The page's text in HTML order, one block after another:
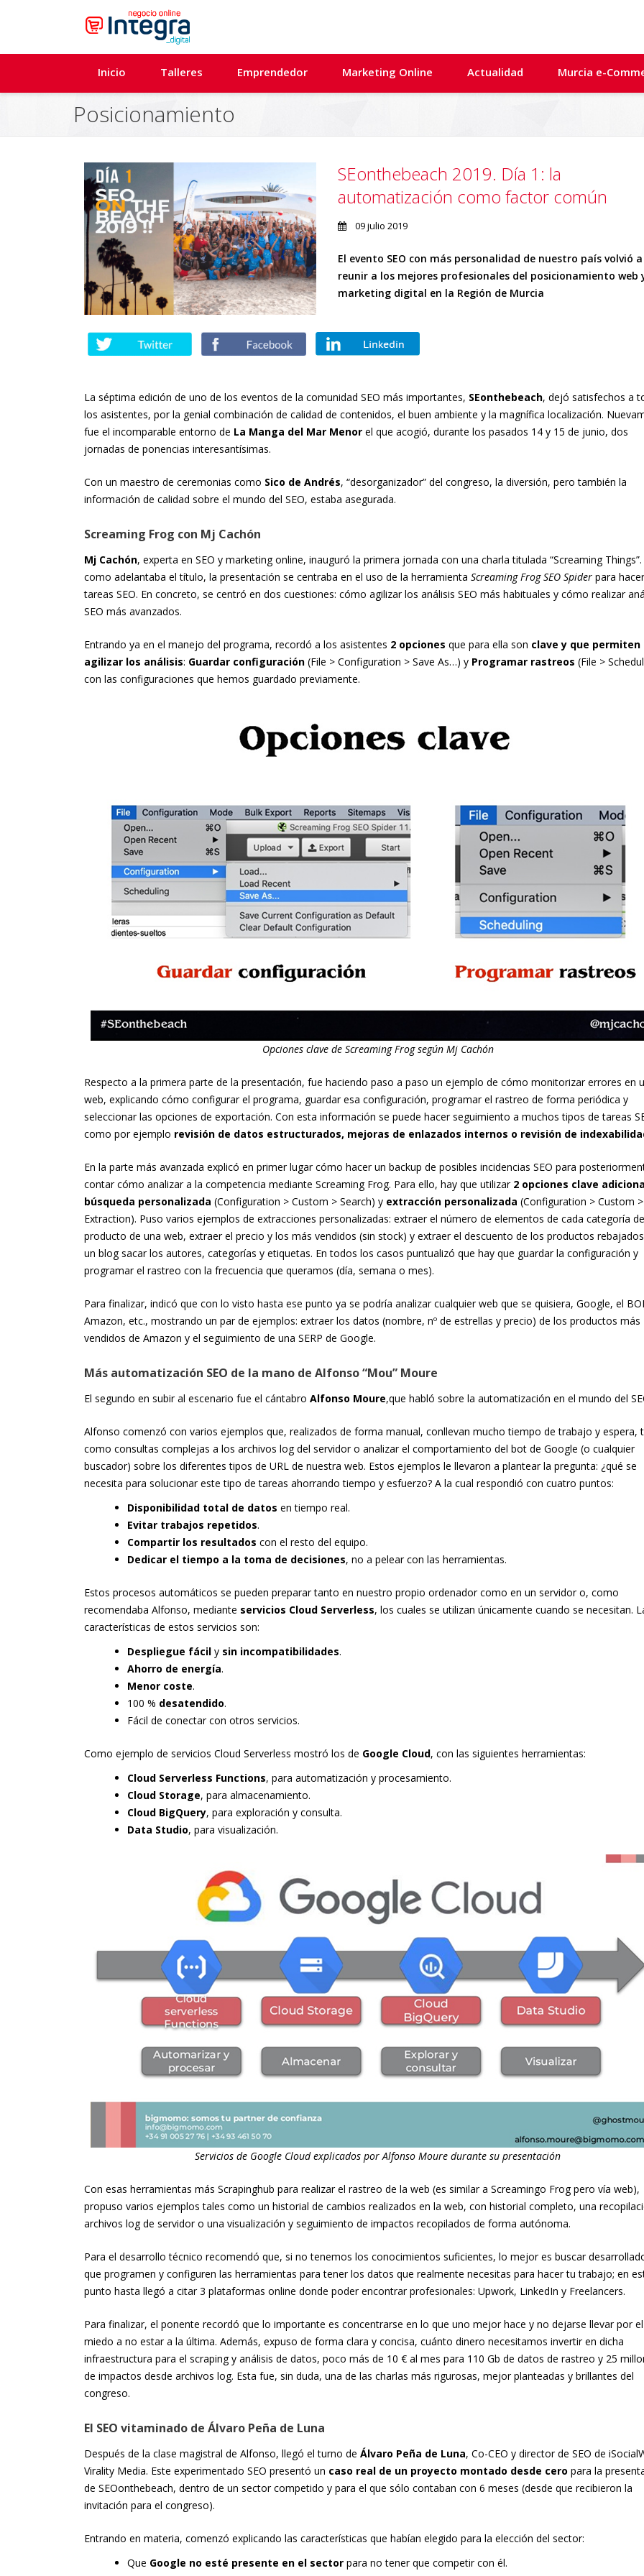
Inicio Talleres Emprendedor Marketing Online Actualidad Murcia e-
Posicionamiento
SEonthebeach 2019. Día 1: la
automatización como factor común
09 julio 2019
El evento SEO con más personalidad de nuestro país volvió a
reunir a los mejores profesionales del posicionamiento web
marketing digital en la Región de Murcia
La séptima edición de uno de los eventos de la comunidad SEO más importantes, SEonthebeach, dejó satisfechos a
los asistentes, por la genial combinación de calidad de contenidos, el buen ambiente y la magnífica localización.
fue el incomparable entorno de La Manga del Mar Menor el que acogió, durante los pasados 14 y 15 de junio, dos
jornadas de ponencias interesantísimas.
Con un maestro de ceremonias como Sico de Andrés, “desorganizador” del congreso, la diversión, pero también la
información de calidad sobre el mundo del SEO, estaba asegurada.
Screaming Frog con Mj Cachón
Mj Cachón, experta en SEO y marketing online, inauguró la primera jornada con una charla titulada “Screaming
como adelantaba el título, la presentación se centraba en el uso de la herramienta Screaming Frog SEO Spider para hacer
tareas SEO. En concreto, se centró en dos cuestiones: cómo agilizar los análisis SEO más habituales y cómo realizar
SEO más avanzados.
Entrando ya en el manejo del programa, recordó a los asistentes 2 opciones que para ella son clave y que permiten
agilizar los análisis: Guardar configuración (File > Configuration > Save As…) y Programar rastreos (File >
con las configuraciones que hemos guardado previamente.
Opciones clave de Screaming Frog según Mj Cachón
Respecto a la primera parte de la presentación, fue haciendo paso a paso un ejemplo de cómo monitorizar errores en
web, explicando cómo configurar el programa, guardar esa configuración, programar el rastreo de forma periódica y
seleccionar las opciones de exportación. Con esta información se puede hacer seguimiento a muchos tipos de tareas
como por ejemplo revisión de datos estructurados, mejoras de enlazados internos o revisión de
En la parte más avanzada explicó en primer lugar cómo hacer un backup de posibles incidencias SEO para
contar cómo analizar a la competencia mediante Screaming Frog. Para ello, hay que utilizar 2 opciones clave
búsqueda personalizada (Configuration > Custom > Search) y extracción personalizada (Configuration > Custom >
Extraction). Puso varios ejemplos de extracciones personalizadas: extraer el número de elementos de cada categoría de
producto de una web, extraer el precio y los más vendidos (sin stock) y extraer el descuento de los productos
un blog sacar los autores, categorías y etiquetas. En todos los casos puntualizó que hay que guardar la configuración y
programar el rastreo con la frecuencia que queramos (día, semana o mes).
Para finalizar, indicó que con lo visto hasta ese punto ya se podría analizar cualquier web que se quisiera, Google, el
Amazon, etc., mostrando un par de ejemplos: extraer los datos (nombre, nº de estrellas y precio) de los productos más
vendidos de Amazon y el seguimiento de una SERP de Google.
Más automatización SEO de la mano de Alfonso “Mou” Moure
El segundo en subir al escenario fue el cántabro Alfonso Moure,que habló sobre la automatización en el mundo del
Alfonso comenzó con varios ejemplos que, realizados de forma manual, conllevan mucho tiempo de trabajo y espera,
como consultas complejas a los archivos log del servidor o analizar el comportamiento del bot de Google (o cualquier
buscador) sobre los diferentes tipos de URL de nuestra web. Estos ejemplos le llevaron a plantear la pregunta: ¿qué se
necesita para solucionar este tipo de tareas ahorrando tiempo y esfuerzo? A la cual respondió con cuatro puntos:
Disponibilidad total de datos en tiempo real.
Evitar trabajos repetidos.
Compartir los resultados con el resto del equipo.
Dedicar el tiempo a la toma de decisiones, no a pelear con las herramientas.
Estos procesos automáticos se pueden preparar tanto en nuestro propio ordenador como en un servidor o, como
recomendaba Alfonso, mediante servicios Cloud Serverless, los cuales se utilizan únicamente cuando se necesitan.
características de estos servicios son:
Despliegue fácil y sin incompatibilidades.
Ahorro de energía.
Menor coste.
100 % desatendido.
Fácil de conectar con otros servicios.
Como ejemplo de servicios Cloud Serverless mostró los de Google Cloud, con las siguientes herramientas:
Cloud Serverless Functions, para automatización y procesamiento.
Cloud Storage, para almacenamiento.
Cloud BigQuery, para exploración y consulta.
Data Studio, para visualización.
Servicios de Google Cloud explicados por Alfonso Moure durante su presentación
Con esas herramientas más Scrapinghub para realizar el rastreo de la web (es similar a Screamingo Frog pero vía web),
propuso varios ejemplos tales como un historial de cambios realizados en la web, con historial completo, una
archivos log de servidor o una visualización y seguimiento de impactos recopilados de forma autónoma.
Para el desarrollo técnico recomendó que, si no tenemos los conocimientos suficientes, lo mejor es buscar
que programen y configuren las herramientas para tener los datos que realmente necesitas para hacer tu trabajo; en
punto hasta llegó a citar 3 plataformas online donde poder encontrar profesionales: Upwork, LinkedIn y Freelancers.
Para finalizar, el ponente recordó que lo importante es concentrarse en lo que uno mejor hace y no dejarse llevar por el
miedo a no estar a la última. Además, expuso de forma clara y concisa, cuánto dinero necesitamos invertir en dicha
infraestructura para el scraping y análisis de datos, poco más de 10 € al mes para 110 Gb de datos de rastreo y 25
de impactos desde archivos log. Esta fue, sin duda, una de las charlas más rigurosas, mejor planteadas y brillantes del
congreso.
El SEO vitaminado de Álvaro Peña de Luna
Después de la clase magistral de Alfonso, llegó el turno de Álvaro Peña de Luna, Co-CEO y director de SEO de
Virality Media. Este experimentado SEO presentó un caso real de un proyecto montado desde cero para la
de SEOonthebeach, dentro de un sector competido y para el que sólo contaban con 6 meses (desde que recibieron la
invitación para el congreso).
Entrando en materia, comenzó explicando las características que habían elegido para la elección del sector:
Que Google no esté presente en el sector para no tener que competir con él.